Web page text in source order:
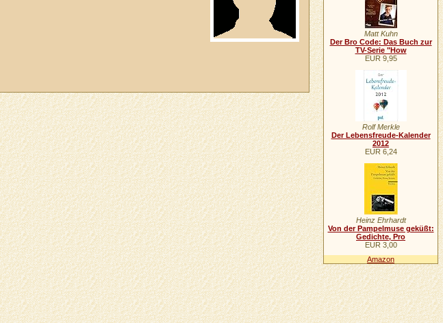
Matt Kuhn
Der Bro Code: Das Buch zur
TV-Serie "How
EUR 9,95
Rolf Merkle
Der Lebensfreude-Kalender
2012
EUR 6,24
Heinz Ehrhardt
Von der Pampelmuse geküßt:
Gedichte, Pro
EUR 3,00
Amazon